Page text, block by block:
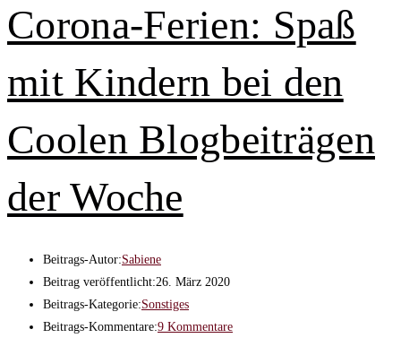
Corona-Ferien: Spaß
mit Kindern bei den
Coolen Blogbeiträgen
der Woche
Beitrags-Autor:Sabiene
Beitrag veröffentlicht:26. März 2020
Beitrags-Kategorie:Sonstiges
Beitrags-Kommentare:9 Kommentare